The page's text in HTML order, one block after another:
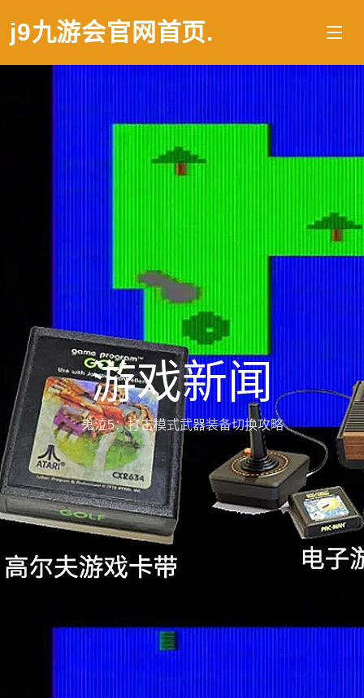
j9九游会官网首页.
游戏新闻
鬼泣5：打击模式武器装备切换攻略